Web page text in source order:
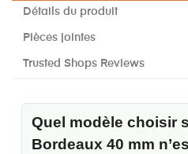
Détails du produit
Pièces jointes
Trusted Shops Reviews
Quel modèle choisir
Bordeaux 40 mm